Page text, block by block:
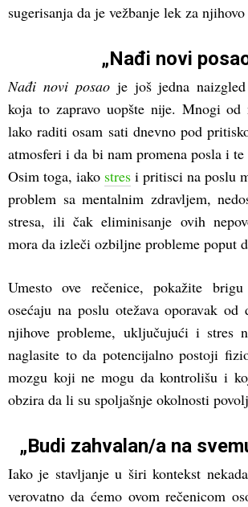
sugerisanja da je vežbanje lek za
„Nađi novi
Nađi novi posaoje još jedna naizgled
koja to zapravo uopšte nije. Mnogi od
lako raditi osam sati dnevno pod
atmosferi i da bi nam promena posla i
Osim toga, iako stres i pritisci na poslu
problem sa mentalnim zdravljem,
stresa, ili čak eliminisanje ovih
mora da izleči ozbiljne probleme poput
Umesto ove rečenice, pokažite
osećaju na poslu otežava oporavak od
njihove probleme, uključujući i stres
naglasite to da potencijalno postoji
mozgu koji ne mogu da kontrolišu i
obzira da li su spoljašnje okolnosti
„Budi zahvalan/a na
Iako je stavljanje u širi kontekst
verovatno da ćemo ovom rečenicom